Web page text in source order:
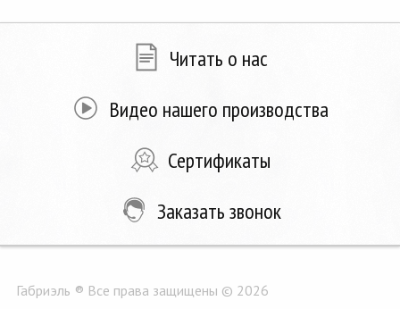
Читать о нас
Видео нашего производства
Сертификаты
Заказать звонок
Габриэль ® Все права защищены © 2026